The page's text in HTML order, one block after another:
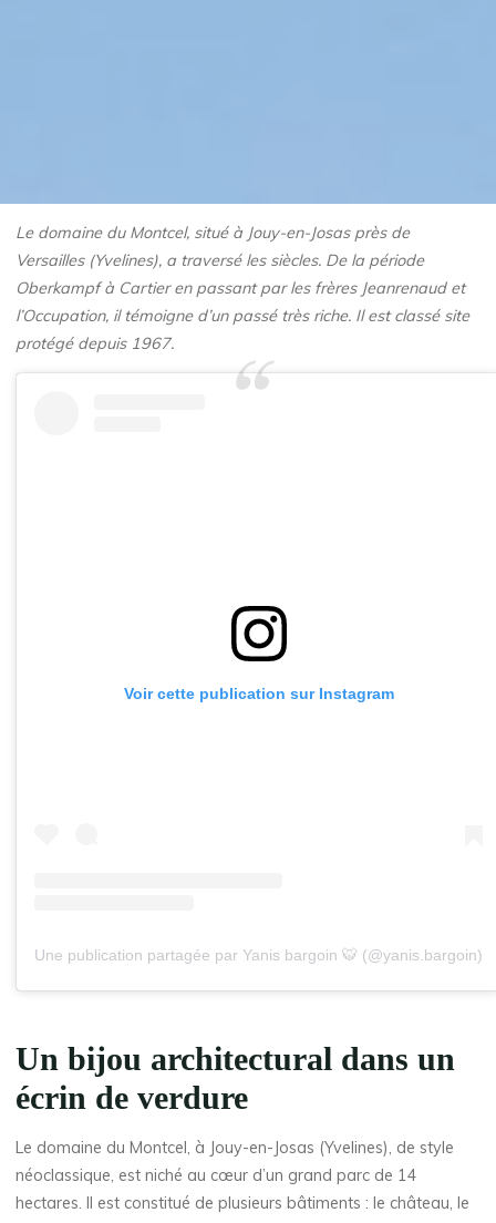
Le domaine du Montcel, situé à Jouy-en-Josas près de
Versailles (Yvelines), a traversé les siècles. De la période
Oberkampf à Cartier en passant par les frères Jeanrenaud et
l’Occupation, il témoigne d’un passé très riche. Il est classé site
protégé depuis 1967.
Voir cette publication sur Instagram
Une publication partagée par Yanis bargoin 🐯 (@yanis.bargoin)
Un bijou architectural dans un
écrin de verdure
Le domaine du Montcel, à Jouy-en-Josas (Yvelines), de style
néoclassique, est niché au cœur d’un grand parc de 14
hectares. Il est constitué de plusieurs bâtiments : le château, le